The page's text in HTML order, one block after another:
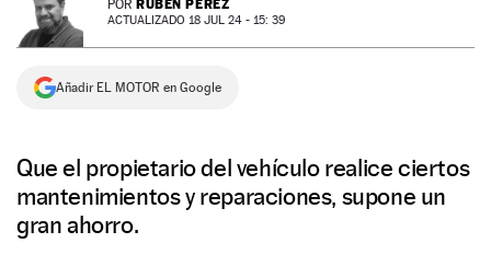
NEWSLETTER
SÍGUENOS
POR RUBÉN PÉREZ
ACTUALIZADO 18 JUL 24 - 15: 39
Añadir EL MOTOR en Google
Que el propietario del vehículo realice ciertos
mantenimientos y reparaciones, supone un
gran ahorro.